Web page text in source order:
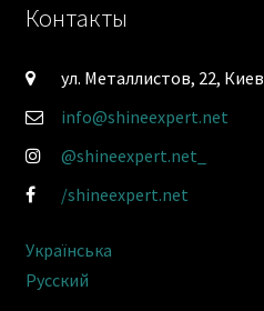
Контакты
ул. Металлистов, 22, Киев
info@shineexpert.net
@shineexpert.net_
/shineexpert.net
Українська
Русский